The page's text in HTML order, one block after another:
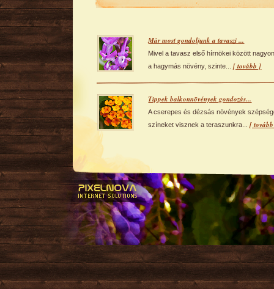
Már most gondoljunk a tavaszi ...
Mivel a tavasz első hírnökei között
a hagymás növény, szinte...[ tovább ]
Tippek balkonnövények gondozás...
A cserepes és dézsás növények
színeket visznek a teraszunkra...[